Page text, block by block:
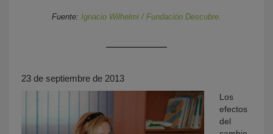
Fuente: Ignacio Wilhelmi / Fundación Descubre.
23 de septiembre de 2013
Los
efectos
del